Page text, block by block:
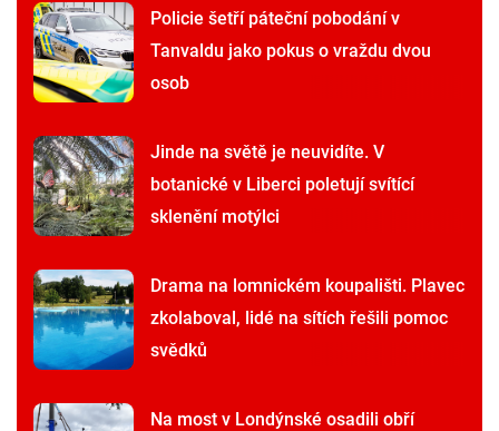
Policie šetří páteční pobodání v
Tanvaldu jako pokus o vraždu dvou
osob
Jinde na světě je neuvidíte. V
botanické v Liberci poletují svítící
sklenění motýlci
Drama na lomnickém koupališti. Plavec
zkolaboval, lidé na sítích řešili pomoc
svědků
Na most v Londýnské osadili obří